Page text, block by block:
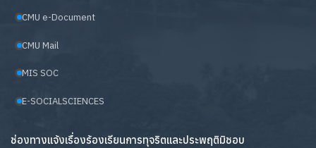
CMU e-Document
CMU Mail
MIS SOC
E-SOCIALSCIENCES
ช่องทางแจ้งเรื่องร้องเรียนการทุจริตและประพฤติมิชอบ